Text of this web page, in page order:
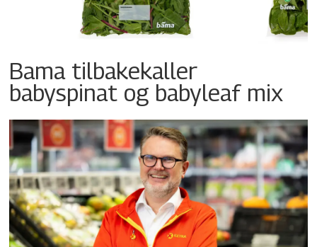
Bama tilbakekaller
babyspinat og babyleaf mix